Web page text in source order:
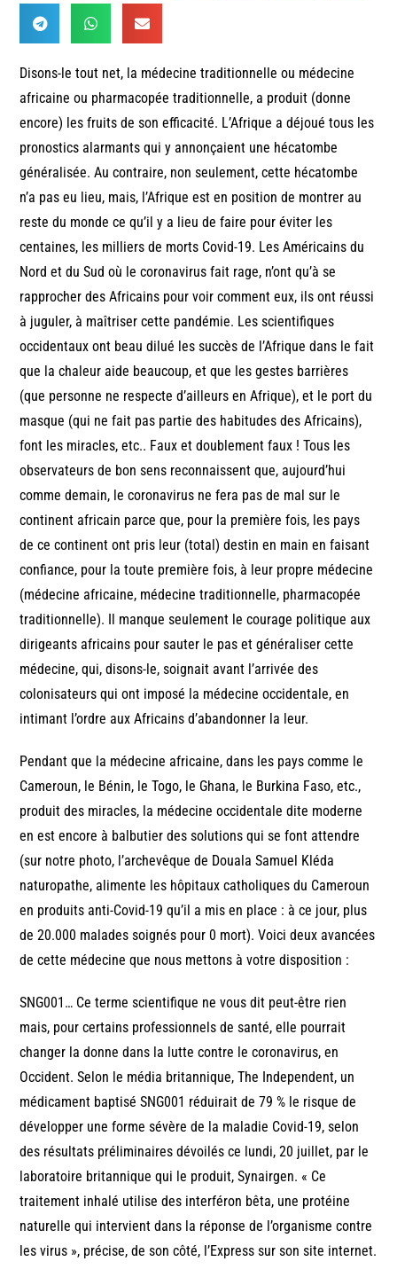
Disons-le tout net, la médecine traditionnelle ou médecine
africaine ou pharmacopée traditionnelle, a produit (donne
encore) les fruits de son efficacité. L’Afrique a déjoué tous les
pronostics alarmants qui y annonçaient une hécatombe
généralisée. Au contraire, non seulement, cette hécatombe
n’a pas eu lieu, mais, l’Afrique est en position de montrer au
reste du monde ce qu’il y a lieu de faire pour éviter les
centaines, les milliers de morts Covid-19. Les Américains du
Nord et du Sud où le coronavirus fait rage, n’ont qu’à se
rapprocher des Africains pour voir comment eux, ils ont réussi
à juguler, à maîtriser cette pandémie. Les scientifiques
occidentaux ont beau dilué les succès de l’Afrique dans le fait
que la chaleur aide beaucoup, et que les gestes barrières
(que personne ne respecte d’ailleurs en Afrique), et le port du
masque (qui ne fait pas partie des habitudes des Africains),
font les miracles, etc.. Faux et doublement faux ! Tous les
observateurs de bon sens reconnaissent que, aujourd’hui
comme demain, le coronavirus ne fera pas de mal sur le
continent africain parce que, pour la première fois, les pays
de ce continent ont pris leur (total) destin en main en faisant
confiance, pour la toute première fois, à leur propre médecine
(médecine africaine, médecine traditionnelle, pharmacopée
traditionnelle). Il manque seulement le courage politique aux
dirigeants africains pour sauter le pas et généraliser cette
médecine, qui, disons-le, soignait avant l’arrivée des
colonisateurs qui ont imposé la médecine occidentale, en
intimant l’ordre aux Africains d’abandonner la leur.
Pendant que la médecine africaine, dans les pays comme le
Cameroun, le Bénin, le Togo, le Ghana, le Burkina Faso, etc.,
produit des miracles, la médecine occidentale dite moderne
en est encore à balbutier des solutions qui se font attendre
(sur notre photo, l’archevêque de Douala Samuel Kléda
naturopathe, alimente les hôpitaux catholiques du Cameroun
en produits anti-Covid-19 qu’il a mis en place : à ce jour, plus
de 20.000 malades soignés pour 0 mort). Voici deux avancées
de cette médecine que nous mettons à votre disposition :
SNG001… Ce terme scientifique ne vous dit peut-être rien
mais, pour certains professionnels de santé, elle pourrait
changer la donne dans la lutte contre le coronavirus, en
Occident. Selon le média britannique, The Independent, un
médicament baptisé SNG001 réduirait de 79 % le risque de
développer une forme sévère de la maladie Covid-19, selon
des résultats préliminaires dévoilés ce lundi, 20 juillet, par le
laboratoire britannique qui le produit, Synairgen. « Ce
traitement inhalé utilise des interféron bêta, une protéine
naturelle qui intervient dans la réponse de l’organisme contre
les virus », précise, de son côté, l’Express sur son site internet.